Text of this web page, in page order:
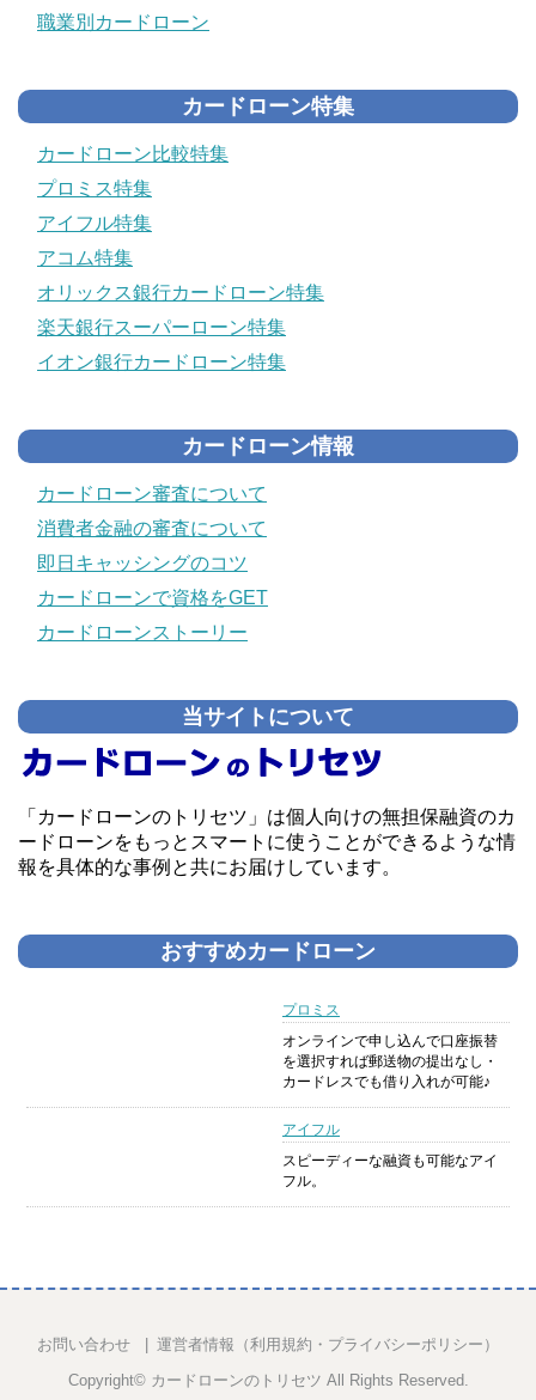
職業別カードローン
カードローン特集
カードローン比較特集
プロミス特集
アイフル特集
アコム特集
オリックス銀行カードローン特集
楽天銀行スーパーローン特集
イオン銀行カードローン特集
カードローン情報
カードローン審査について
消費者金融の審査について
即日キャッシングのコツ
カードローンで資格をGET
カードローンストーリー
当サイトについて
「カードローンのトリセツ」は個人向けの無担保融資のカ
ードローンをもっとスマートに使うことができるような情
報を具体的な事例と共にお届けしています。
おすすめカードローン
プロミス
オンラインで申し込んで口座振替
を選択すれば郵送物の提出なし・
カードレスでも借り入れが可能♪
アイフル
スピーディーな融資も可能なアイ
フル。
お問い合わせ
運営者情報（利用規約・プライバシーポリシー）
Copyright© カードローンのトリセツ All Rights Reserved.